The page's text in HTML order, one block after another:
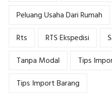
Peluang Usaha Dari Rumah
Rts
RTS Ekspedisi
Tanpa Modal
Tips
Tips Import Barang